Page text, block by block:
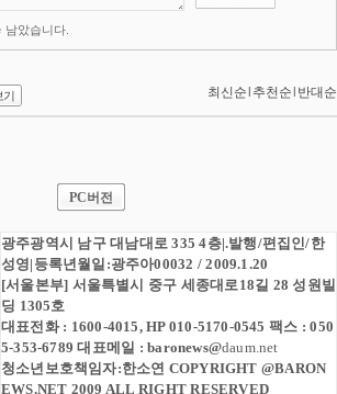
PC버전
광주광역시 남구 대남대로 335 4층|.발행/편집인/한
성영|등록년월일:광주아00032 / 2009.1.20
[서울본부] 서울특별시 중구 세종대로18길 28 성원빌
딩 1305호
대표전화 : 1600-4015, HP 010-5170-0545 팩스 : 050
5-353-6789 대표메일 :baronews@daum.net
청소년보호책임자:한소연 COPYRIGHT @BARON
EWS.NET 2009 ALL RIGHT RESERVED